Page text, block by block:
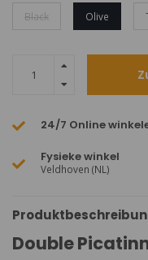
Black Olive
24/7 Online
Fysieke winkel
Veldhoven (NL)
Double